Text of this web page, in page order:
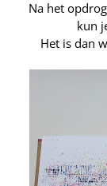
Na het
kun
Het is dan